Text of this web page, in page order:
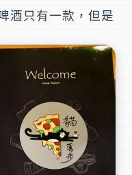
酒只有一款，但是